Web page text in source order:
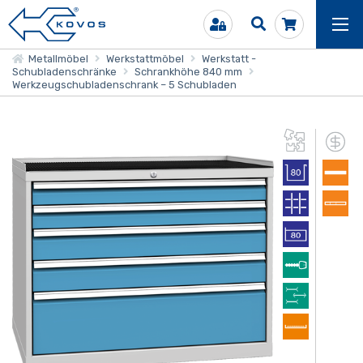
Metallmöbel Werkstattmöbel
Werkstatt -
Schubladenschränke
Schrankhöhe 840 mm
Werkzeugschubladenschrank – 5 Schubladen